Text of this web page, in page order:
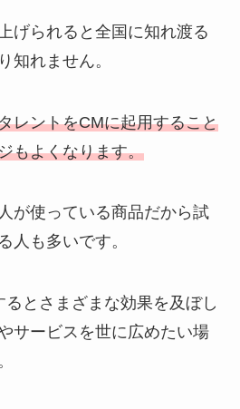
げられると全国に知れ渡る
知れません。
レントをCMに起用すること
もよくなります。
が使っている商品だから試
人も多いです。
とさまざまな効果を及ぼし
サービスを世に広めたい場